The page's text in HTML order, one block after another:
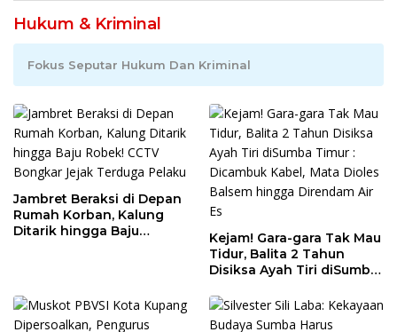
Hukum & Kriminal
Fokus Seputar Hukum Dan Kriminal
Jambret Beraksi di Depan
Rumah Korban, Kalung
Ditarik hingga Baju
Kejam! Gara-gara Tak Mau
Tidur, Balita 2 Tahun
Disiksa Ayah Tiri diSumba
Mata Dioles Balsem
hingga Direndam Air Es